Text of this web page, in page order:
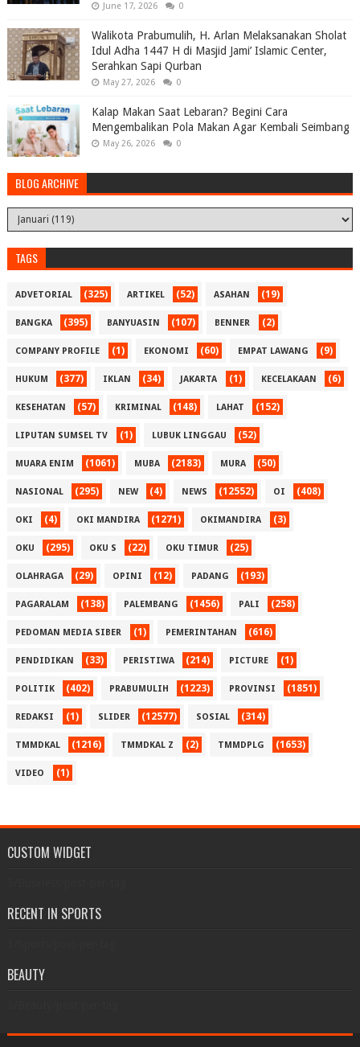
June 17, 2026 0
Walikota Prabumulih, H. Arlan Melaksanakan Sholat
Idul Adha 1447 H di Masjid Jami’ Islamic Center,
Serahkan Sapi Qurban
May 27, 2026 0
Kalap Makan Saat Lebaran? Begini Cara
Mengembalikan Pola Makan Agar Kembali Seimbang
May 26, 2026 0
BLOG ARCHIVE
TAGS
ADVETORIAL (325) ARTIKEL (52) ASAHAN (19)
BANGKA (395) BANYUASIN (107) BENNER (2)
COMPANY PROFILE (1) EKONOMI (60) EMPAT LAWANG (9)
HUKUM (377) IKLAN (34) JAKARTA (1) KECELAKAAN (6)
KESEHATAN (57) KRIMINAL (148) LAHAT (152)
LIPUTAN SUMSEL TV (1) LUBUK LINGGAU (52)
MUARA ENIM (1061) MUBA (2183) MURA (50)
NASIONAL (295) NEW (4) NEWS (12552) OI (408)
OKI (4) OKI MANDIRA (1271) OKIMANDIRA (3)
OKU (295) OKU S (22) OKU TIMUR (25)
OLAHRAGA (29) OPINI (12) PADANG (193)
PAGARALAM (138) PALEMBANG (1456) PALI (258)
PEDOMAN MEDIA SIBER (1) PEMERINTAHAN (616)
PENDIDIKAN (33) PERISTIWA (214) PICTURE (1)
POLITIK (402) PRABUMULIH (1223) PROVINSI (1851)
REDAKSI (1) SLIDER (12577) SOSIAL (314)
TMMDKAL (1216) TMMDKAL Z (2) TMMDPLG (1653)
VIDEO (1)
CUSTOM WIDGET
RECENT IN SPORTS
BEAUTY